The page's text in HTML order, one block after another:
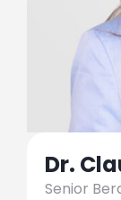
Dr.
Senior